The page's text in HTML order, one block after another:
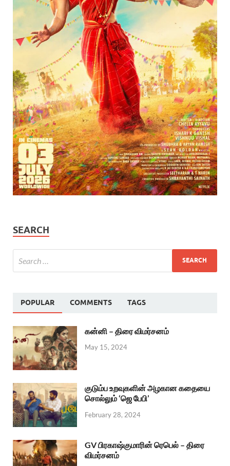
SEARCH
POPULAR COMMENTS TAGS
கன்னி – திரை விமர்சனம்
May 15, 2024
குடும்ப உறவுகளின் அழகான கதையை
சொல்லும் ‘ஜெ பேபி’
February 28, 2024
GV பிரகாஷ்குமாரின் ரெபெல் – திரை
விமர்சனம்